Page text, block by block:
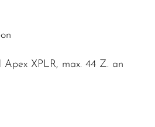
Apex XPLR, max. 44 Z. an